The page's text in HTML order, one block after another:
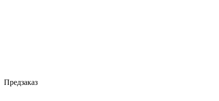
Предзаказ